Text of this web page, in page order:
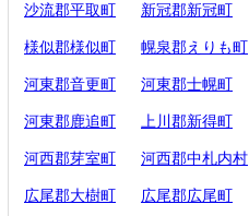
沙流郡平取町 新冠郡新冠町
様似郡様似町 幌泉郡えりも町
河東郡音更町 河東郡士幌町
河東郡鹿追町 上川郡新得町
河西郡芽室町 河西郡中札内村
広尾郡大樹町 広尾郡広尾町